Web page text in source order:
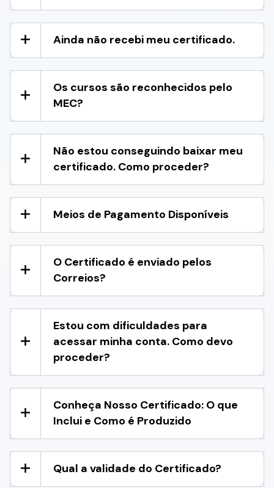
Ainda não recebi meu certificado.
Os cursos são reconhecidos pelo
MEC?
Não estou conseguindo baixar meu
certificado. Como proceder?
Meios de Pagamento Disponíveis
O Certificado é enviado pelos
Correios?
Estou com dificuldades para
acessar minha conta. Como devo
proceder?
Conheça Nosso Certificado: O que
Inclui e Como é Produzido
Qual a validade do Certificado?